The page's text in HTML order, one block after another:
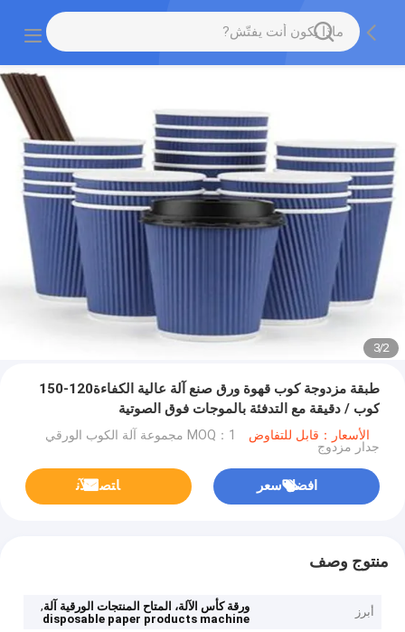
2
/
3
طبقة مزدوجة كوب قهوة ورق صنع آلة عالية الكفاءة120-150
كوب / دقيقة مع التدفئة بالموجات فوق الصوتية
الأسعار：قابل للتفاوض MOQ：1 مجموعة آلة الكوب الورقي
جدار مزدوج
افضل سعر ﺎﺘﺼﻟ ﺍﻶﻧ
منتوج وصف
أبرز ورقة كأس الآلة، المتاح المنتجات الورقية آلة,
disposable paper products machine